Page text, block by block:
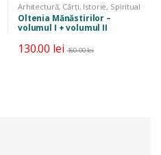
Arhitectură, Cărți, Istorie, Spiritual
Oltenia Mănăstirilor –
volumul I + volumul II
130.00 lei 160.00lei